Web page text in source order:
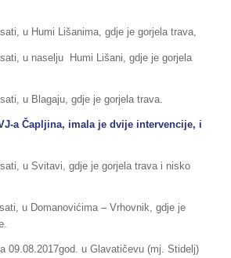
u Humi Lišanima, gdje je gorjela trava,
u naselju Humi Lišani, gdje je gorjela
u Blagaju, gdje je gorjela trava.
a Čapljina, imala je dvije intervencije, i
u Svitavi, gdje je gorjela trava i nisko
u Domanovićima – Vrhovnik, gdje je
09.08.2017god. u Glavatičevu (mj. Stidelj)